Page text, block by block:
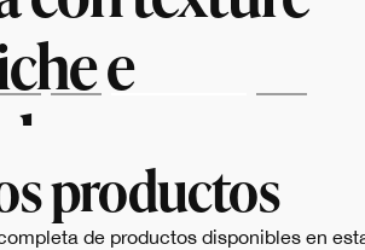
e
productos
de productos disponibles en